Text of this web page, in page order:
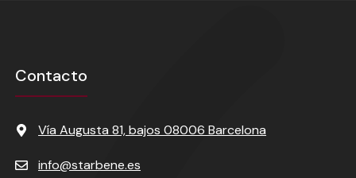
Contacto
Vía Augusta 81, bajos 08006 Barcelona
info@starbene.es